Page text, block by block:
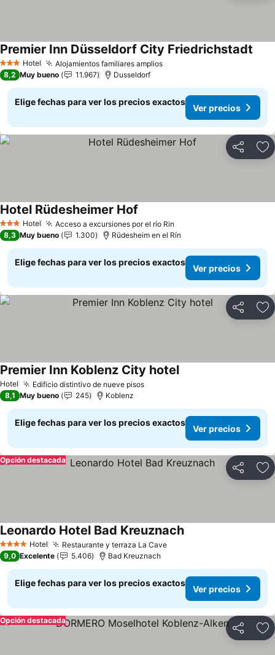
3 Estrellas
Hotel Alojamientos familiares amplios
Premier Inn Düsseldorf City Friedrichstadt
8,2 Muy bueno 11.967 Dusseldorf
Elige fechas para ver los precios exactos
Ver precios
Compartir
3 Estrellas
Hotel Acceso a excursiones por el río Rin
Hotel Rüdesheimer Hof
8,3 Muy bueno 1.300 Rüdesheim en el Rín
Elige fechas para ver los precios exactos
Ver precios
Compartir
Hotel Edificio distintivo de nueve pisos
Premier Inn Koblenz City hotel
8,1 Muy bueno 245 Koblenz
Elige fechas para ver los precios exactos
Ver precios
Compartir
Opción destacada
4 EstrellasHotel Restaurante y terraza La Cave
Leonardo Hotel Bad Kreuznach
9,0 Excelente 5.406 Bad Kreuznach
Elige fechas para ver los precios exactos
Ver precios
Compartir
Opción destacada